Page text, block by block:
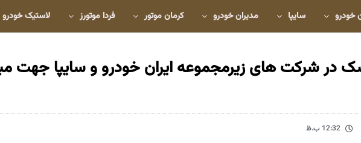
خودرو سایپا مدیران خودرو کرمان موتور فردا موتورز لاستیک خودرو
در شرکت های زیرمجموعه ایران خودرو و سایپا جهت
12:32 ب.ظ